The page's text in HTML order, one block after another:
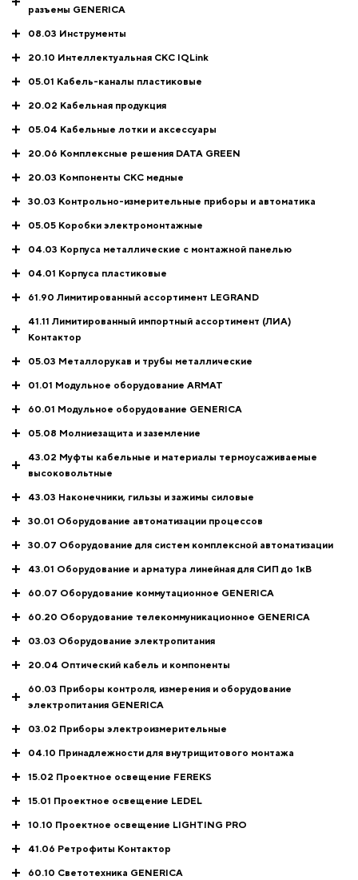
разъемы GENERICA
08.03 Инструменты
20.10 Интеллектуальная СКС IQLink
05.01 Кабель-каналы пластиковые
20.02 Кабельная продукция
05.04 Кабельные лотки и аксессуары
20.06 Комплексные решения DATA GREEN
20.03 Компоненты СКС медные
30.03 Контрольно-измерительные приборы и автоматика
05.05 Коробки электромонтажные
04.03 Корпуса металлические с монтажной панелью
04.01 Корпуса пластиковые
61.90 Лимитированный ассортимент LEGRAND
41.11 Лимитированный импортный ассортимент (ЛИА)
Контактор
05.03 Металлорукав и трубы металлические
01.01 Модульное оборудование ARMAT
60.01 Модульное оборудование GENERICA
05.08 Молниезащита и заземление
43.02 Муфты кабельные и материалы термоусаживаемые
высоковольтные
43.03 Наконечники, гильзы и зажимы силовые
30.01 Оборудование автоматизации процессов
30.07 Оборудование для систем комплексной автоматизации
43.01 Оборудование и арматура линейная для СИП до 1кВ
60.07 Оборудование коммутационное GENERICA
60.20 Оборудование телекоммуникационное GENERICA
03.03 Оборудование электропитания
20.04 Оптический кабель и компоненты
60.03 Приборы контроля, измерения и оборудование
электропитания GENERICA
03.02 Приборы электроизмерительные
04.10 Принадлежности для внутрищитового монтажа
15.02 Проектное освещение FEREKS
15.01 Проектное освещение LEDEL
10.10 Проектное освещение LIGHTING PRO
41.06 Ретрофиты Контактор
60.10 Светотехника GENERICA